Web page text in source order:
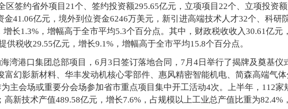
签约省外项目21个、签约投资额295.65亿元，立项项目22个、立项投资
41.06亿元，境外到位资金6246万美元，新引进高端技术人才32个、科研
长1.3%，增幅高于全市平均5.3个百分点。其中，财政税收收入30.61亿元
税收29.55亿元，增长9.1%，增幅高于全市平均15.8个百分点。
湾港口集团总部项目，6月3日签订落地合同，7月4日举行了揭牌及奠基仪
富幻影新材料、华丰发动机核心零部件、惠风精密智能机电、简森高端气
主会场或重要分会场参加省市重点项目集中开工活动4次。上半年，112家
新技术产值489.58亿元，增长7.6%，占规模以上工业总产值比重为82.4%